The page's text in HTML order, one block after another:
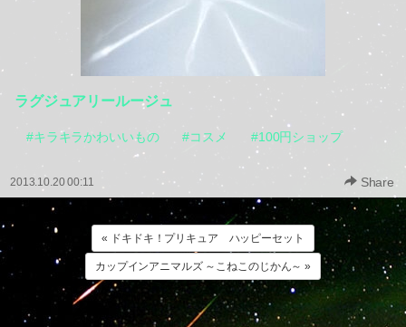
ラグジュアリールージュ
#キラキラかわいいもの #コスメ #100円ショップ
2013.10.20 00:11 Share
« ドキドキ！プリキュア ハッピーセット
カップインアニマルズ ～こねこのじかん～ »